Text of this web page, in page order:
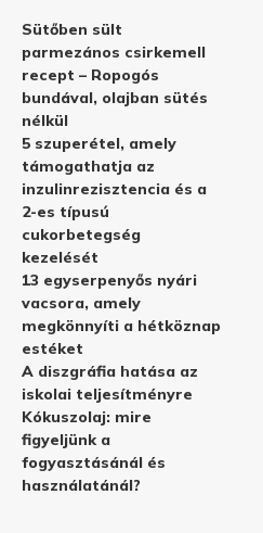
Sütőben sült
parmezános csirkemell
recept – Ropogós
bundával, olajban sütés
nélkül
5 szuperétel, amely
támogathatja az
inzulinrezisztencia és a
2-es típusú
cukorbetegség
kezelését
13 egyserpenyős nyári
vacsora, amely
megkönnyíti a hétköznap
estéket
A diszgráfia hatása az
iskolai teljesítményre
Kókuszolaj: mire
figyeljünk a
fogyasztásánál és
használatánál?